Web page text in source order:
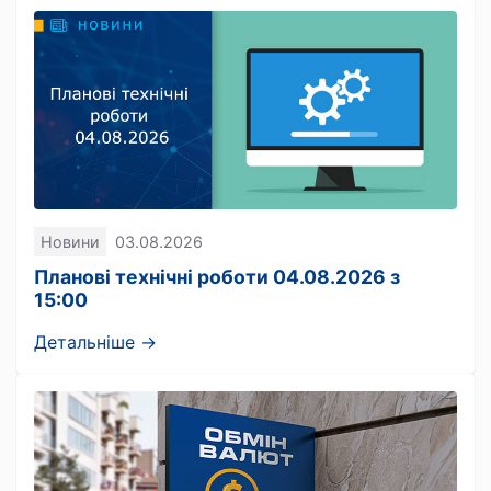
Новини 03.08.2026
Планові технічні роботи 04.08.2026 з
15:00
Детальніше →